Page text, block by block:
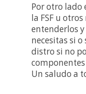
Por otro lado
la FSF u
entenderlos
necesitas si
distro si no
Un saludo a